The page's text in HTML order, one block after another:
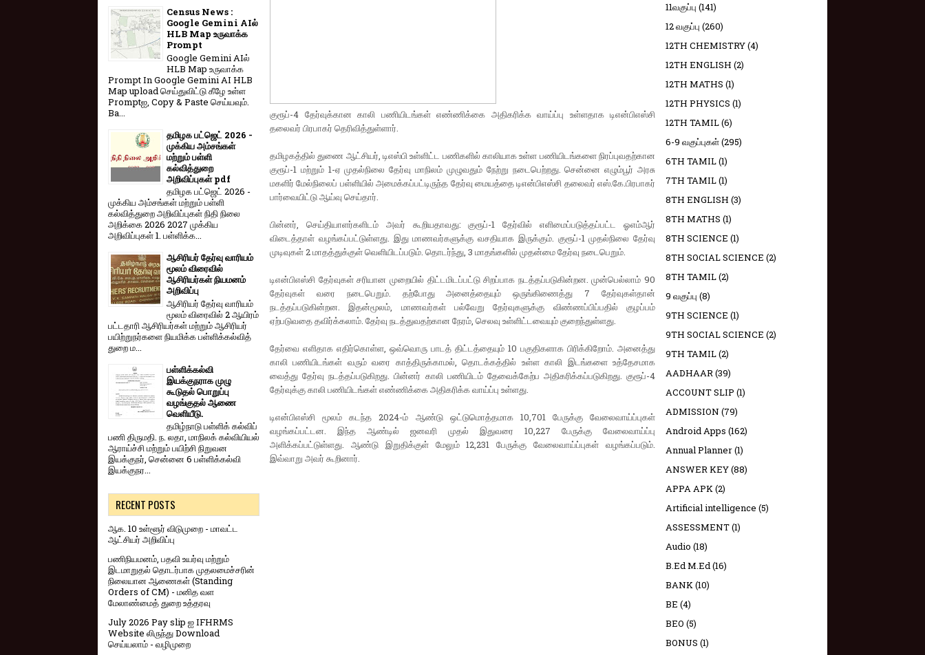
குரூப்-4 தேர்வுக்கான காலி பணியிடங்கள் எண்ணிக்கை அதிகரிக்க வாய்ப்பு உள்ளதாக டிஎன்பிஎஸ்சி
தலைவர் பிரபாகர் தெரிவித்துள்ளார்.
தமிழகத்தில் துணை ஆட்சியர், டிஎஸ்பி உள்ளிட்ட பணிகளில் காலியாக உள்ள பணியிடங்களை நிரப்புவதற்கான
குரூப்-1 மற்றும் 1-ஏ முதல்நிலை தேர்வு மாநிலம் முழுவதும் நேற்று நடைபெற்றது. சென்னை எழும்பூர் அரசு
மகளிர் மேல்நிலைப் பள்ளியில் அமைக்கப்பட்டிருந்த தேர்வு மையத்தை டிஎன்பிஎஸ்சி தலைவர் எஸ்.கே.பிரபாகர்
பார்வையிட்டு ஆய்வு செய்தார்.
பின்னர், செய்தியாளர்களிடம் அவர் கூறியதாவது: குரூப்-1 தேர்வில் எளிமைப்படுத்தப்பட்ட ஓஎம்ஆர்
விடைத்தாள் வழங்கப்பட்டுள்ளது. இது மாணவர்களுக்கு வசதியாக இருக்கும். குரூப்-1 முதல்நிலை தேர்வு
முடிவுகள் 2 மாதத்துக்குள் வெளியிடப்படும். தொடர்ந்து, 3 மாதங்களில் முதன்மை தேர்வு நடைபெறும்.
டிஎன்பிஎஸ்சி தேர்வுகள் சரியான முறையில் திட்டமிடப்பட்டு சிறப்பாக நடத்தப்படுகின்றன. முன்பெல்லாம் 90
தேர்வுகள் வரை நடைபெறும். தற்போது அனைத்தையும் ஒருங்கிணைத்து 7 தேர்வுகள்தான்
நடத்தப்படுகின்றன. இதன்மூலம், மாணவர்கள் பல்வேறு தேர்வுகளுக்கு விண்ணப்பிப்பதில் குழப்பம்
ஏற்படுவதை தவிர்க்கலாம். தேர்வு நடத்துவதற்கான நேரம், செலவு உள்ளிட்டவையும் குறைந்துள்ளது.
தேர்வை எளிதாக எதிர்கொள்ள, ஒவ்வொரு பாடத் திட்டத்தையும் 10 பகுதிகளாக பிரிக்கிறோம். அனைத்து
காலி பணியிடங்கள் வரும் வரை காத்திருக்காமல், தொடக்கத்தில் உள்ள காலி இடங்களை உத்தேசமாக
வைத்து தேர்வு நடத்தப்படுகிறது. பின்னர் காலி பணியிடம் தேவைக்கேற்ப அதிகரிக்கப்படுகிறது. குரூப்-4
தேர்வுக்கு காலி பணியிடங்கள் எண்ணிக்கை அதிகரிக்க வாய்ப்பு உள்ளது.
டிஎன்பிஎஸ்சி மூலம் கடந்த 2024-ம் ஆண்டு ஒட்டுமொத்தமாக 10,701 பேருக்கு வேலைவாய்ப்புகள்
வழங்கப்பட்டன. இந்த ஆண்டில் ஜனவரி முதல் இதுவரை 10,227 பேருக்கு வேலைவாய்ப்பு
அளிக்கப்பட்டுள்ளது. ஆண்டு இறுதிக்குள் மேலும் 12,231 பேருக்கு வேலைவாய்ப்புகள் வழங்கப்படும்.
இவ்வாறு அவர் கூறினார்.
Census News :
Google Gemini AIல்
HLB Map உருவாக்க
Prompt
Google Gemini AIல்
HLB Map உருவாக்க
Prompt In Google Gemini AI HLB
Map upload செய்துவிட்டு கீழே உள்ள
Promptஐ, Copy & Paste செய்யவும்.
Ba...
தமிழக பட்ஜெட் 2026 -
முக்கிய அம்சங்கள்
மற்றும் பள்ளி
கல்வித்துறை
அறிவிப்புகள் pdf
தமிழக பட்ஜெட் 2026 -
முக்கிய அம்சங்கள் மற்றும் பள்ளி
கல்வித்துறை அறிவிப்புகள் நிதி நிலை
அறிக்கை 2026 2027 முக்கிய
அறிவிப்புகள் 1. பள்ளிக்க...
ஆசிரியர் தேர்வு வாரியம்
மூலம் விரைவில்
ஆசிரியர்கள் நியமனம்
அறிவிப்பு
ஆசிரியர் தேர்வு வாரி​யம்
மூலம் விரை​வில் 2 ஆயிரம்
பட்​ட​தாரி ஆசிரியர்​கள் மற்​றும் ஆசிரியர்
பயிற்றுநர்​களை நியமிக்க பள்​ளிக்​கல்​வித்​
துறை ம...
பள்ளிக்கல்வி
இயக்குநராக முழு
கூடுதல் பொறுப்பு
வழங்குதல் ஆணை
வெளியீடு.
தமிழ்நாடு பள்ளிக் கல்விப்
பணி திருமதி. ந. லதா, மாநிலக் கல்வியியல்
ஆராய்ச்சி மற்றும் பயிற்சி நிறுவன
இயக்குநர், சென்னை 6 பள்ளிக்கல்வி
இயக்குநர...
RECENT POSTS
ஆக. 10 உள்ளூர் விடுமுறை - மாவட்ட
ஆட்சியர் அறிவிப்பு
பணிநியமனம், பதவி உயர்வு மற்றும்
இடமாறுதல் தொடர்பாக முதலமைச்சரின்
நிலையான ஆணைகள் (Standing
Orders of CM) - மனித வள
மேலாண்மைத் துறை உத்தரவு
July 2026 Pay slip ஐ IFHRMS
Website லிருந்து Download
செய்யலாம் - வழிமுறை
11வகுப்பு (141)
12 வகுப்பு (260)
12TH CHEMISTRY(4)
12TH ENGLISH (2)
12TH MATHS (1)
12TH PHYSICS (1)
12TH TAMIL(6)
6-9 வகுப்புகள்(295)
6TH TAMIL(1)
7TH TAMIL(1)
8TH ENGLISH (3)
8TH MATHS (1)
8TH SCIENCE (1)
8TH SOCIAL SCIENCE (2)
8TH TAMIL(2)
9 வகுப்பு (8)
9TH SCIENCE (1)
9TH SOCIAL SCIENCE (2)
9TH TAMIL(2)
AADHAAR(39)
ACCOUNT SLIP (1)
ADMISSION (79)
Android Apps (162)
Annual Planner(1)
ANSWER KEY(88)
APPA APK(2)
Artificial intelligence (5)
ASSESSMENT(1)
Audio (18)
B.Ed M.Ed(16)
BANK(10)
BE (4)
BEO (5)
BONUS (1)